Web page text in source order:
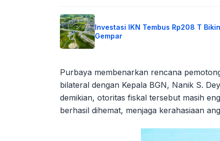
Investasi IKN Tembus Rp208 T Bikin
Gempar
Purbaya membenarkan rencana
bilateral dengan Kepala BGN, Nanik S.
demikian, otoritas fiskal tersebut masih
berhasil dihemat, menjaga kerahasiaan